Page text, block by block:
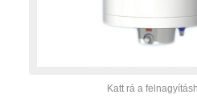
Katt rá a